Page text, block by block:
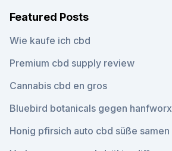
Featured Posts
Wie kaufe ich cbd
Premium cbd supply review
Cannabis cbd en gros
Bluebird botanicals gegen hanfworx
Honig pfirsich auto cbd süße samen